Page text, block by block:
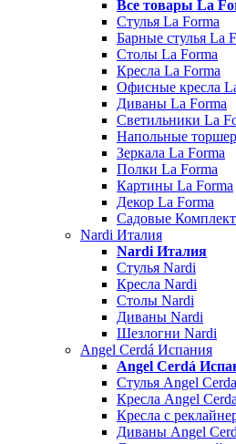
Все товары La
Стулья La Forma
Барные стулья La
Столы La Forma
Кресла La Forma
Офисные кресла
Диваны La Forma
Светильники La
Напольные
Зеркала La Forma
Полки La Forma
Картины La Forma
Декор La Forma
Садовые
Nardi Италия
Nardi Италия
Стулья Nardi
Кресла Nardi
Столы Nardi
Диваны Nardi
Шезлогни Nardi
Angel Cerdá Испания
Angel Cerdá
Стулья Angel Cerda
Кресла Angel Cerda
Кресла с
Диваны Angel